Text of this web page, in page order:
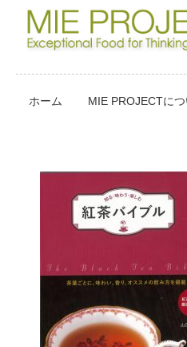
ホーム MIE PROJECTに